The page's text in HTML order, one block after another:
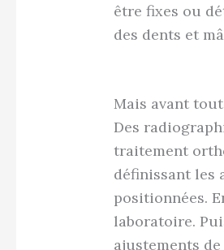
être fixes ou
des dents et
Mais avant
Des
traitement
définissant les
positionnées.
laboratoire.
ajustements